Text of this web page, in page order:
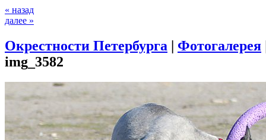
« назад
далее »
Окрестности Петербурга | Фотогалерея
img_3582